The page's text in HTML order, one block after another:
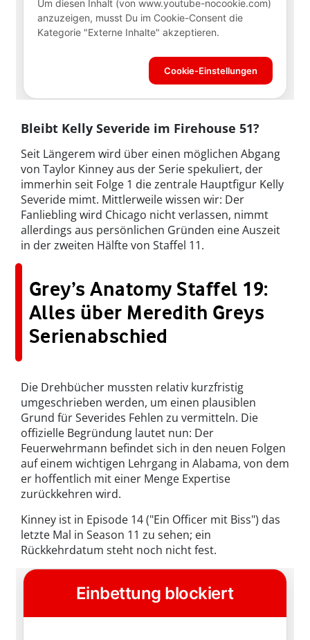
Bleibt Kelly Severide im Firehouse 51?
Seit Längerem wird über einen möglichen Abgang
von Taylor Kinney aus der Serie spekuliert, der
immerhin seit Folge 1 die zentrale Hauptfigur Kelly
Severide mimt. Mittlerweile wissen wir: Der
Fanliebling wird Chicago nicht verlassen, nimmt
allerdings aus persönlichen Gründen eine Auszeit
in der zweiten Hälfte von Staffel 11.
Grey’s Anatomy Staffel 19:
Alles über Meredith Greys
Serienabschied
Die Drehbücher mussten relativ kurzfristig
umgeschrieben werden, um einen plausiblen
Grund für Severides Fehlen zu vermitteln. Die
offizielle Begründung lautet nun: Der
Feuerwehrmann befindet sich in den neuen Folgen
auf einem wichtigen Lehrgang in Alabama, von dem
er hoffentlich mit einer Menge Expertise
zurückkehren wird.
Kinney ist in Episode 14 ("Ein Officer mit Biss") das
letzte Mal in Season 11 zu sehen; ein
Rückkehrdatum steht noch nicht fest.